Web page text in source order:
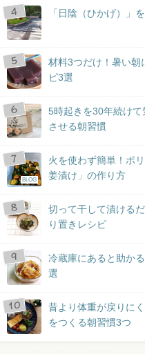
「日陰（ひかげ）」
材料3つだけ！暑い朝
ピ3選
5時起きを30年続け
させる朝習慣
BLOG
火を使わず簡単！ポ
姜漬け」の作り方
切って干して漬ける
り置きレシピ
冷蔵庫にあると助か
選
昔より体重が戻りに
をつくる朝習慣3つ